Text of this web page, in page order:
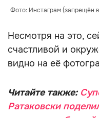
Фото: Инстаграм (запрещён
Несмотря на это,
счастливой и
видно на её
Читайте также:
Ратаковски